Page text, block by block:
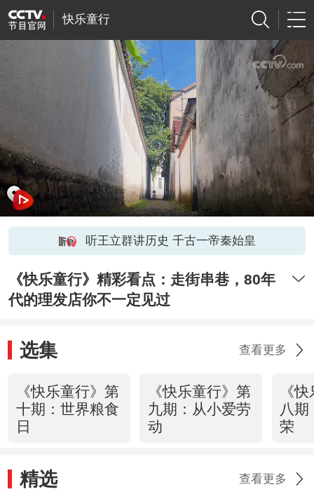
快乐童行
听王立群讲历史 千古一帝秦始皇
《快乐童行》精彩看点：走街串巷，80年
代的理发店你不一定见过
选集 查看更多
《快乐童行》第
十期：世界粮食
日
《快乐童行》第
九期：从小爱劳
动
《
八
荣
精选 查看更多